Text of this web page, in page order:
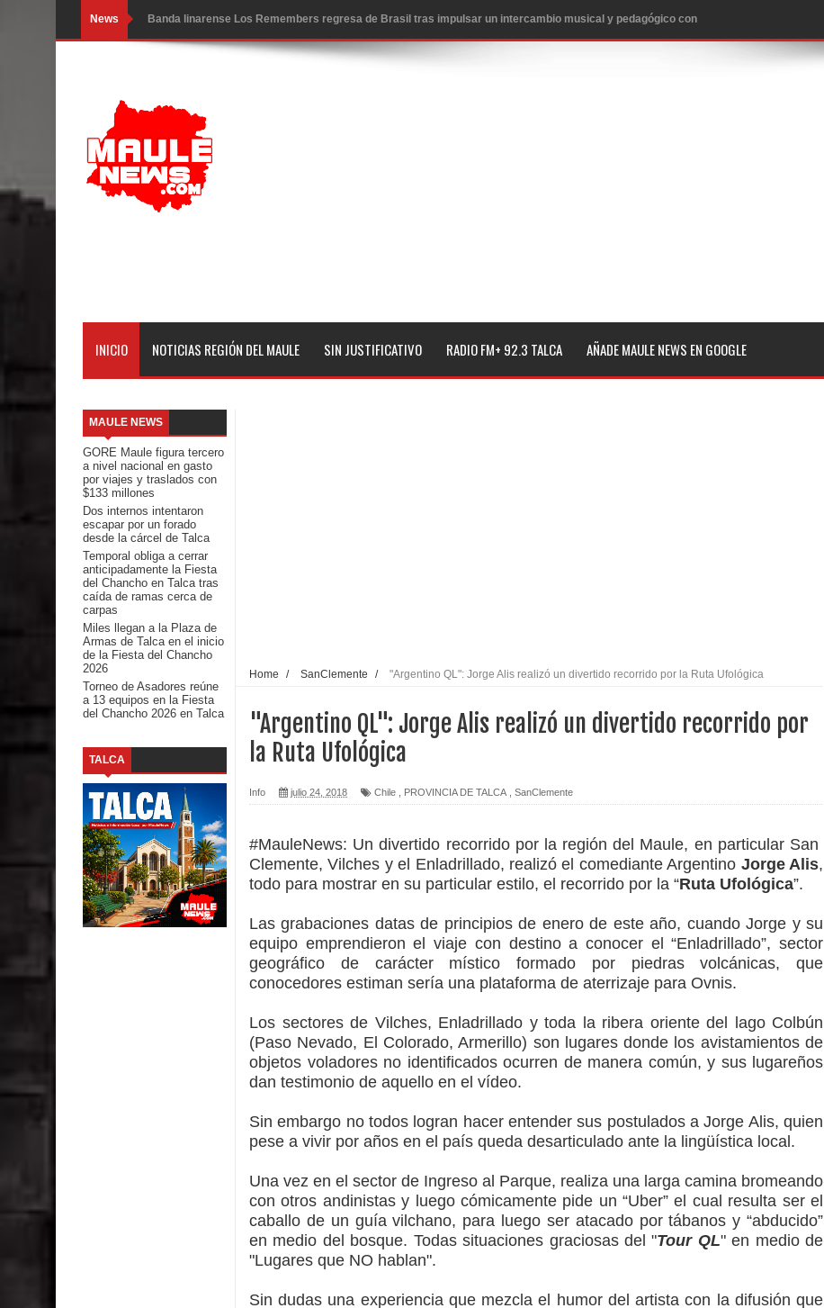
News Banda linarense Los Remembers regresa de Brasil tras impulsar un intercambio musical y pedagógico con
Mario Meza endurece críticas contra ministra de Salud por dejar fuera a Linares: “No dará la cara”
Seremi de Desarrollo Social y Familia mantiene despliegue para apoyar a niños y adolescentes durante la
emergencia.
Talca
Diputado Jorge Guzmán rechaza proyecto de interconexión eléctrica en la alta cordillera del Maule por su
INDAP entregó $189 millones en incentivos a usuarios de PRODESAL de la provincia de Linares
Municipalidad de Curicó apuesta a la innovación en tecnología educativa con nuevas pantallas interactivas del
Colegio El Boldo
Seremi de Desarrollo Social y Familia lanzó en el Maule el Fondo Concursable de Promoción de Entornos
Saludables 2026
Ballet: La magia de La Cenicienta llegará al Teatro Regional del Maule en una función especial para celebrar el
Día de la Niñez
GORE Maule figura tercero a nivel nacional en gasto por viajes y traslados con $133 millones
Dos internos intentaron escapar por un forado desde la cárcel de Talca
Temporal obliga a cerrar anticipadamente la Fiesta del Chancho en Talca tras caída de ramas cerca de carpas
Miles llegan a la Plaza de Armas de Talca en el inicio de la Fiesta del Chancho 2026
Torneo de Asadores reúne a 13 equipos en la Fiesta del Chancho 2026 en Talca
Alerta por hantavirus: expertos piden reforzar medidas y consulta oportuna
Matrimonios Linarenses Celebraron Bodas de Oro
Departamento Comunal de Salud de Curicó desarrollará jornada de vacunación contra la Influenza y otros
Empedrado desarrolló con éxito el desafío guerreros 2026
INICIO NOTICIAS REGIÓN DEL MAULE SIN JUSTIFICATIVO RADIO FM+ 92.3 TALCA AÑADE MAULE NEWS EN GOOGLE
MAULE NEWS
GORE Maule figura tercero
a nivel nacional en gasto
por viajes y traslados con
$133 millones
Dos internos intentaron
escapar por un forado
desde la cárcel de Talca
Temporal obliga a cerrar
anticipadamente la Fiesta
del Chancho en Talca tras
caída de ramas cerca de
carpas
Miles llegan a la Plaza de
Armas de Talca en el inicio
de la Fiesta del Chancho
2026
Torneo de Asadores reúne
a 13 equipos en la Fiesta
del Chancho 2026 en Talca
TALCA
Home / SanClemente / "Argentino QL": Jorge Alis realizó un divertido recorrido por la Ruta Ufológica
"Argentino QL": Jorge Alis realizó un divertido recorrido por
la Ruta Ufológica
Info julio 24, 2018 Chile PROVINCIA DE TALCA SanClemente
#MauleNews: Un divertido recorrido por la región del Maule, en particular San
Clemente, Vilches y el Enladrillado, realizó el comediante Argentino Jorge Alis,
todo para mostrar en su particular estilo, el recorrido por la “Ruta Ufológica”.
Las grabaciones datas de principios de enero de este año, cuando Jorge y su
equipo emprendieron el viaje con destino a conocer el “Enladrillado”, sector
geográfico de carácter místico formado por piedras volcánicas, que
conocedores estiman sería una plataforma de aterrizaje para Ovnis.
Los sectores de Vilches, Enladrillado y toda la ribera oriente del lago Colbún
(Paso Nevado, El Colorado, Armerillo) son lugares donde los avistamientos de
objetos voladores no identificados ocurren de manera común, y sus lugareños
dan testimonio de aquello en el vídeo.
Sin embargo no todos logran hacer entender sus postulados a Jorge Alis, quien
pese a vivir por años en el país queda desarticulado ante la lingüística local.
Una vez en el sector de Ingreso al Parque, realiza una larga camina bromeando
con otros andinistas y luego cómicamente pide un “Uber” el cual resulta ser el
caballo de un guía vilchano, para luego ser atacado por tábanos y “abducido”
en medio del bosque. Todas situaciones graciosas del "Tour QL" en medio de
"Lugares que NO hablan".
Sin dudas una experiencia que mezcla el humor del artista con la difusión que